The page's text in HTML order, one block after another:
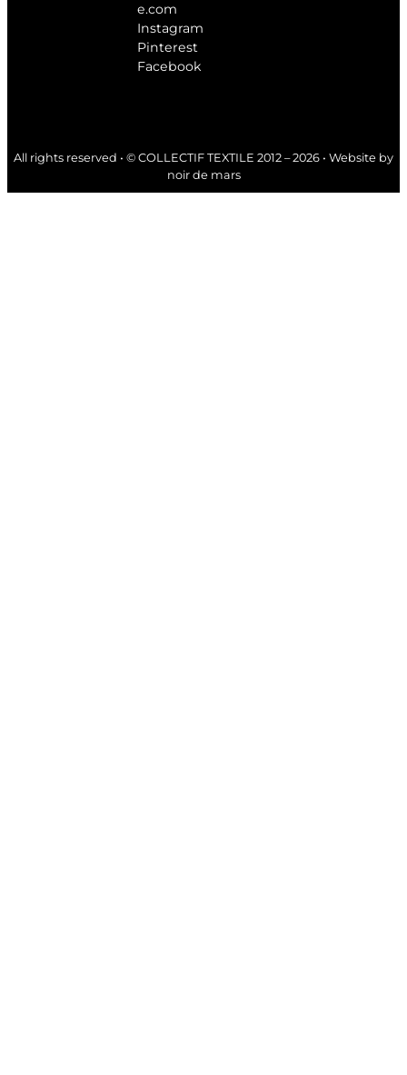
e.com
Instagram
Pinterest
Facebook
All rights reserved • © COLLECTIF TEXTILE 2012 – 2026 • Website by
noir de mars